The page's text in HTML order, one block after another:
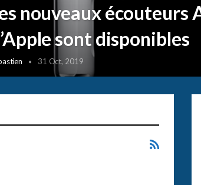
nouveaux écouteurs
sont disponibles
31 Oct, 2019